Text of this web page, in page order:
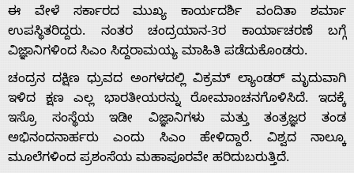
Home
About
ಈ ವೇಳೆ ಸರ್ಕಾರದ ಮುಖ್ಯ ಕಾರ್ಯದರ್ಶಿ ವಂದಿತಾ ಶರ್ಮಾ
ಉಪಸ್ಥಿತರಿದ್ದರು. ನಂತರ ಚಂದ್ರಯಾನ-3ರ ಕಾರ್ಯಾಚರಣೆ ಬಗ್ಗೆ
ವಿಜ್ಞಾನಿಗಳಿಂದ ಸಿಎಂ ಸಿದ್ದರಾಮಯ್ಯ ಮಾಹಿತಿ ಪಡೆದುಕೊಂಡರು.
ಚಂದ್ರನ ದಕ್ಷಿಣ ಧ್ರುವದ ಅಂಗಳದಲ್ಲಿ ವಿಕ್ರಮ್ ಲ್ಯಾಂಡರ್ ಮೃದುವಾಗಿ
ಇಳಿದ ಕ್ಷಣ ಎಲ್ಲ ಭಾರತೀಯರನ್ನು ರೋಮಾಂಚನಗೊಳಿಸಿದೆ. ಇದಕ್ಕೆ
ಇಸ್ರೊ ಸಂಸ್ಥೆಯ ಇಡೀ ವಿಜ್ಞಾನಿಗಳು ಮತ್ತು ತಂತ್ರಜ್ಞರ ತಂಡ
ಅಭಿನಂದನಾರ್ಹರು ಎಂದು ಸಿಎಂ ಹೇಳಿದ್ದಾರೆ. ವಿಶ್ವದ ನಾಲ್ಕೂ
ಮೂಲೆಗಳಿಂದ ಪ್ರಶಂಸೆಯ ಮಹಾಪೂರವೇ ಹರಿದುಬರುತ್ತಿದೆ.